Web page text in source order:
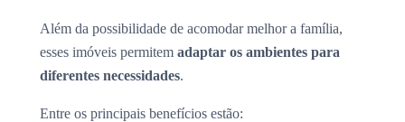
Além da possibilidade de acomodar melhor a família,
esses imóveis permitem adaptar os ambientes para
diferentes necessidades.
Entre os principais benefícios estão: